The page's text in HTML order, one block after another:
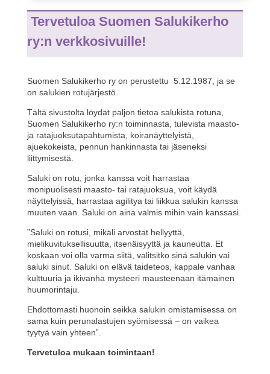
Tervetuloa Suomen Salukikerho
ry:n verkkosivuille!
Suomen Salukikerho ry on perustettu 5.12.1987, ja se
on salukien rotujärjestö.
Tältä sivustolta löydät paljon tietoa salukista rotuna,
Suomen Salukikerho ry:n toiminnasta, tulevista maasto-
ja ratajuoksutapahtumista, koiranäyttelyistä,
ajuekokeista, pennun hankinnasta tai jäseneksi
liittymisestä.
Saluki on rotu, jonka kanssa voit harrastaa
monipuolisesti maasto- tai ratajuoksua, voit käydä
näyttelyissä, harrastaa agilitya tai liikkua salukin kanssa
muuten vaan. Saluki on aina valmis mihin vain kanssasi.
”Saluki on rotusi, mikäli arvostat hellyyttä,
mielikuvituksellisuutta, itsenäisyyttä ja kauneutta. Et
koskaan voi olla varma siitä, valitsitko sinä salukin vai
saluki sinut. Saluki on elävä taideteos, kappale vanhaa
kulttuuria ja ikivanha mysteeri mausteenaan itämainen
huumorintaju.
Ehdottomasti huonoin seikka salukin omistamisessa on
sama kuin perunalastujen syömisessä – on vaikea
tyytyä vain yhteen”.
Tervetuloa mukaan toimintaan!